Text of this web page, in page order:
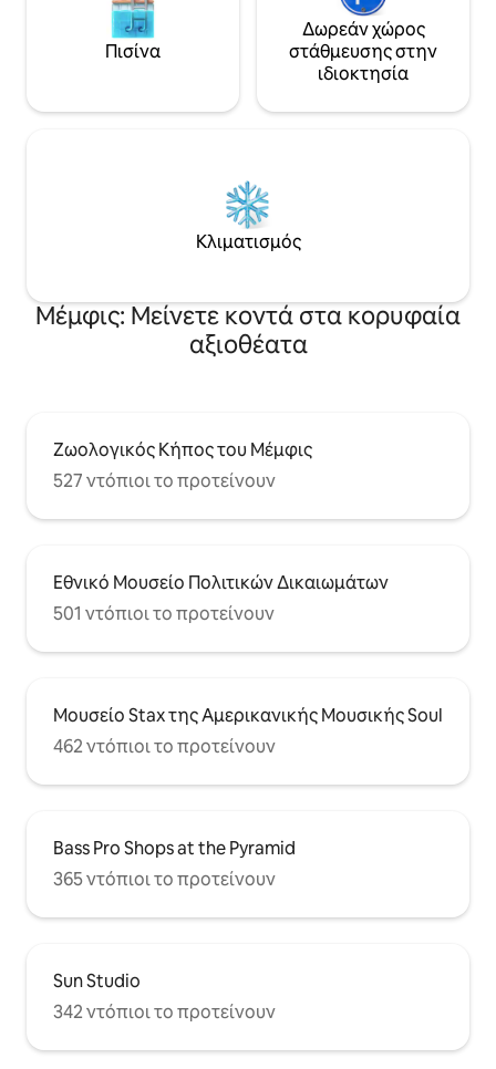
Πισίνα
Δωρεάν χώρος
στάθμευσης στην
ιδιοκτησία
Κλιματισμός
Μέμφις: Μείνετε κοντά στα κορυφαία
αξιοθέατα
Ζωολογικός Κήπος του Μέμφις
527 ντόπιοι το προτείνουν
Εθνικό Μουσείο Πολιτικών Δικαιωμάτων
501 ντόπιοι το προτείνουν
Μουσείο Stax της Αμερικανικής Μουσικής Soul
462 ντόπιοι το προτείνουν
Bass Pro Shops at the Pyramid
365 ντόπιοι το προτείνουν
Sun Studio
342 ντόπιοι το προτείνουν